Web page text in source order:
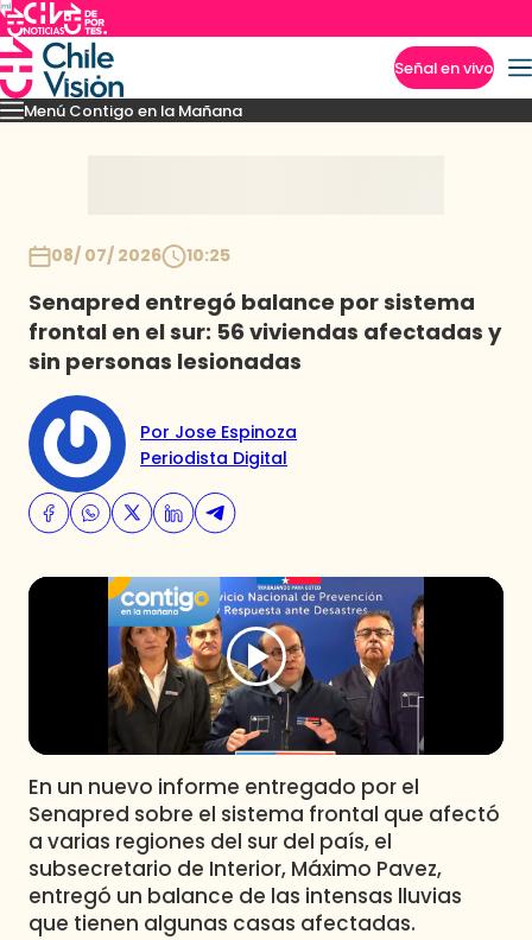
Señal en vivo
Menú Contigo en la Mañana
MomentosReportajesDenunciasPolicialPolíticaEspectáculo
08/ 07/ 2026 10:25
Senapred entregó balance por sistema
frontal en el sur: 56 viviendas afectadas y
sin personas lesionadas
Por Jose Espinoza
Periodista Digital
En un nuevo informe entregado por el
Senapred sobre el sistema frontal que afectó
a varias regiones del sur del país, el
subsecretario de Interior, Máximo Pavez,
entregó un balance de las intensas lluvias
que tienen algunas casas afectadas.
Imperdibles
Club De La Comedia
Contigo en Directo
Plan Perfecto
El Tiempo
Sabingo
Todos Los Programas